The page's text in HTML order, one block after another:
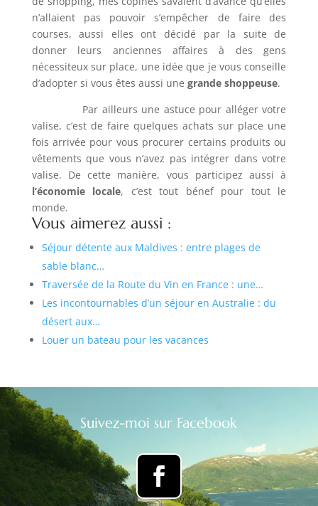
n’allaient pas pouvoir s’empêcher de faire des
courses, aussi elles ont décidé par la suite de
donner leurs anciennes affaires à des gens
nécessiteux sur place, une idée que je vous conseille
d’adopter si vous êtes aussi une grande shoppeuse.
Par ailleurs une astuce pour alléger votre
valise, c’est de faire quelques achats sur place une
fois arrivée pour vous procurer certains produits ou
vêtements que vous n’avez pas intégrer dans votre
valise. De cette manière, vous participez aussi à
l’économie locale, c’est tout bénef pour tout le
monde.
Vous aimerez aussi :
Séjour détente aux Maldives : entre plages de
sable blanc…
Traversée de la Route du Vin en France : une…
Les incontournables d’un séjour en Australie : du
désert aux…
Louer un bateau pour les vacances
Suivez-moi sur Facebook